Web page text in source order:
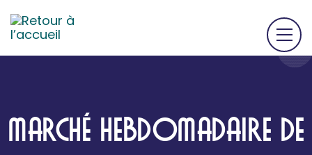
MARCHÉ HEBDOMADAIRE DE